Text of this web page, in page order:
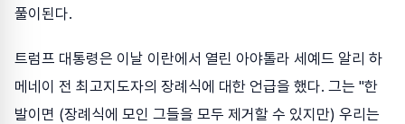
풀이된다.
트럼프 대통령은 이날 이란에서 열린 아야톨라 세예드 알리 하
메네이 전 최고지도자의 장례식에 대한 언급을 했다. 그는 "한
발이면 (장례식에 모인 그들을 모두 제거할 수 있지만) 우리는